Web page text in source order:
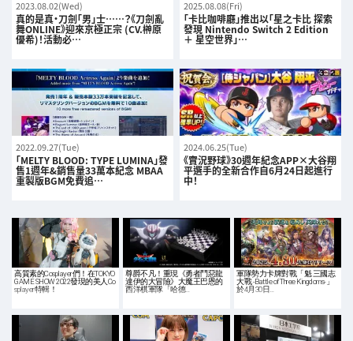
2023.08.02(Wed)
真的是真・刀劍「男」士……？《刀劍亂
舞ONLINE》迎來京極正宗 (CV.榊原
優希)！活動必…
2025.08.08(Fri)
「卡比咖啡廳」推出以「星之卡比 探索
發現 Nintendo Switch 2 Edition
＋ 星空世界」…
2022.09.27(Tue)
「MELTY BLOOD: TYPE LUMINA」發
售1週年&銷售量33萬本紀念 MBAA
重製版BGM免費追…
2024.06.25(Tue)
《實況野球》30週年紀念APP×大谷翔
平選手的全新合作自6月24日起進行
中！
高質素的Cosplayer們！在TOKYO
GAME SHOW 2022發現的美人Co
splayer特輯！
尊爵不凡！重現《勇者鬥惡龍
達伊的大冒險》大魔王巴恩的
西洋棋軍隊「哈德…
軍隊勢力卡牌對戰「魁 三國志
大戰 -Battle of Three Kingdoms-」
於4月30日…